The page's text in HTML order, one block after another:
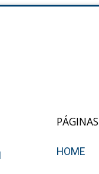
PÁGINAS
HOME